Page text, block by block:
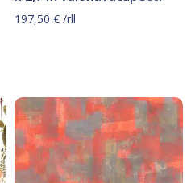
197,50 € /rll